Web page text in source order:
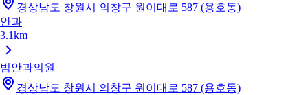
경상남도 창원시 의창구 원이대로 587 (용호동)
안과
3.1km
범안과의원
경상남도 창원시 의창구 원이대로 587 (용호동)